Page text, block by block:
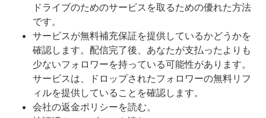
ドライブのためのサービスを取るための優れた方法
です。
サービスが無料補充保証を提供しているかどうかを
確認します。配信完了後、あなたが支払ったよりも
少ないフォロワーを持っている可能性があります。
サービスは、ドロップされたフォロワーの無料リフ
ィルを提供していることを確認します。
会社の返金ポリシーを読む。